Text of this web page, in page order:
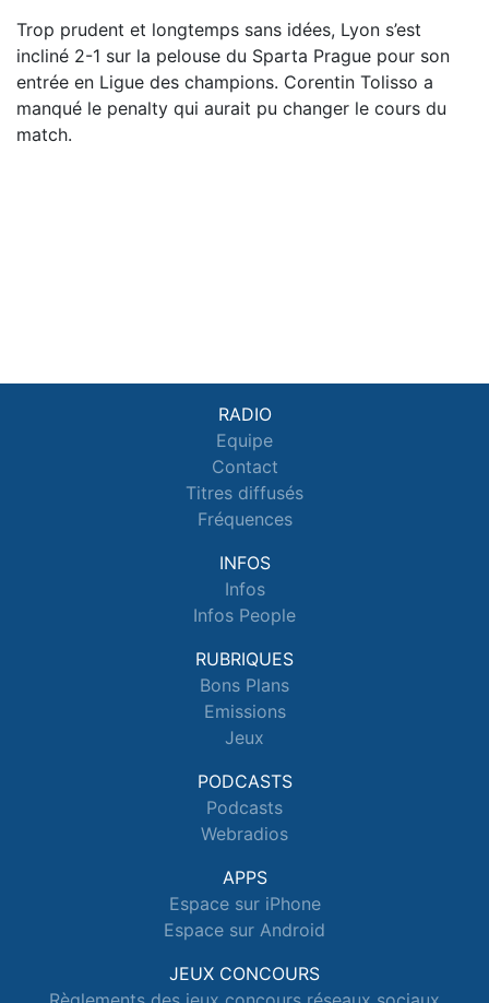
Trop prudent et longtemps sans idées, Lyon s’est
incliné 2-1 sur la pelouse du Sparta Prague pour son
entrée en Ligue des champions. Corentin Tolisso a
manqué le penalty qui aurait pu changer le cours du
match.
RADIO
Equipe
Contact
Titres diffusés
Fréquences
INFOS
Infos
Infos People
RUBRIQUES
Bons Plans
Emissions
Jeux
PODCASTS
Podcasts
Webradios
APPS
Espace sur iPhone
Espace sur Android
JEUX CONCOURS